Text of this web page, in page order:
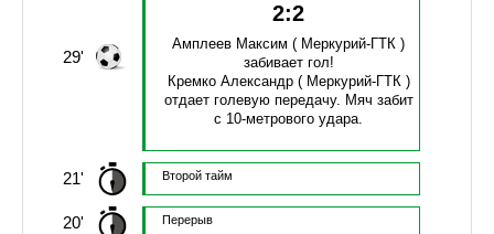
29'
2:2
Амплеев Максим ( Меркурий-ГТК )
забивает гол!
Кремко Александр( Меркурий-ГТК )
отдает голевую передачу. Мяч забит
с 10-метрового удара.
21' Второй тайм
20' Перерыв